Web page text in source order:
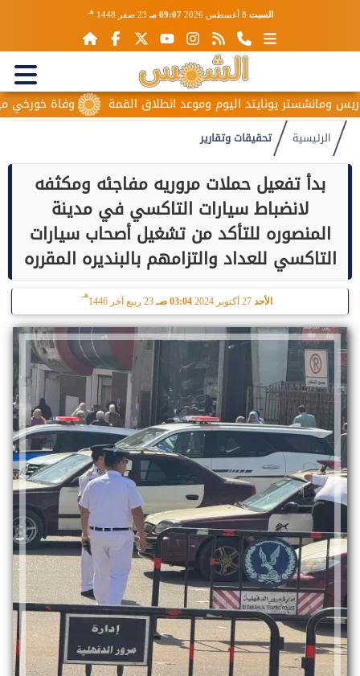
السبت 09:07 مـ 23 صفر 1448 هـ
وفاة خورخي ميسي والد يونايتد اليوم وموعد انطلاق القمة
الرئيسية تحقيقات وتقارير
بدأ تفعيل حملات مروريه مفاجئه ومكثفه
لانضباط سيارات التاكسي في مدينة
المنصوره للتأكد من تشغيل أصحاب سيارات
التاكسي للعداد والتزامهم بالبنديره المقرره
الأحد 27 أكتوبر 2024 03:04 صـ 23 ربيع آخر 1446
هـ